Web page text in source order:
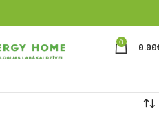
0 0.00